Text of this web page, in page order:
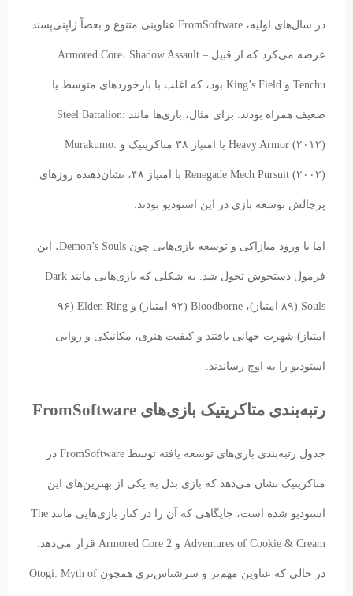
در سال‌های اولیه، FromSoftware عناوینی متنوع و بعضاً ژاپنی‌پسند
عرضه می‌کرد که از قبیل Armored Core، Shadow Assault –
Tenchu و King’s Field بود، که اغلب با بازخوردهای متوسط یا
ضعیف همراه بودند. برای مثال، بازی‌ها مانند Steel Battalion:
Heavy Armor (۲۰۱۲) با امتیاز ۳۸ متاکریتیک و Murakumo:
Renegade Mech Pursuit (۲۰۰۲) با امتیاز ۴۸، نشان‌دهنده روزهای
پرچالش توسعه بازی در این استودیو بودند.
اما با ورود میازاکی و توسعه بازی‌هایی چون Demon’s Souls، این
فرمول دستخوش تحول شد. به شکلی که بازی‌هایی مانند Dark
Souls (۸۹ امتیاز)، Bloodborne (۹۲ امتیاز) و Elden Ring (۹۶
امتیاز) شهرت جهانی یافتند و کیفیت هنری، مکانیکی و روایی
استودیو را به اوج رساندند.
رتبه‌بندی متاکریتیک بازی‌های FromSoftware
جدول رتبه‌بندی بازی‌های توسعه یافته توسط FromSoftware در
متاکریتیک نشان می‌دهد که بازی بدل به یکی از بهترین‌های این
استودیو شده است، جایگاهی که آن را در کنار بازی‌هایی مانند The
Adventures of Cookie & Cream و Armored Core 2 قرار می‌دهد.
در حالی که عناوین مهم‌تر و سرشناس‌تری همچون Otogi: Myth of